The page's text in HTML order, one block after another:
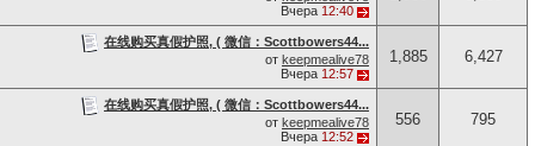
Вчера 12:40
在线购买真假护照, ( 微信：Scottbowers44...
от keepmealive78
Вчера 12:57
1,885 6,427
在线购买真假护照, ( 微信：Scottbowers44...
от keepmealive78
Вчера 12:52
556 795